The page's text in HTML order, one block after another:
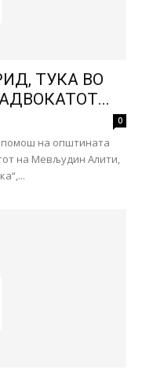
ТУКА ВО
0
помош на општината
на Мевљудин Алити,